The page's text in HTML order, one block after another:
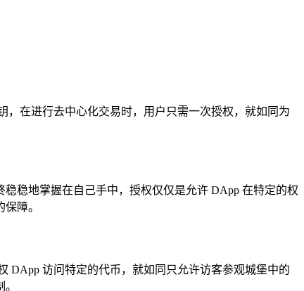
在进行去中心化交易时，用户只需一次授权，就如同为
稳地掌握在自己手中，授权仅仅是允许 DApp 在特定的权
障。
DApp 访问特定的代币，就如同只允许访客参观城堡中的